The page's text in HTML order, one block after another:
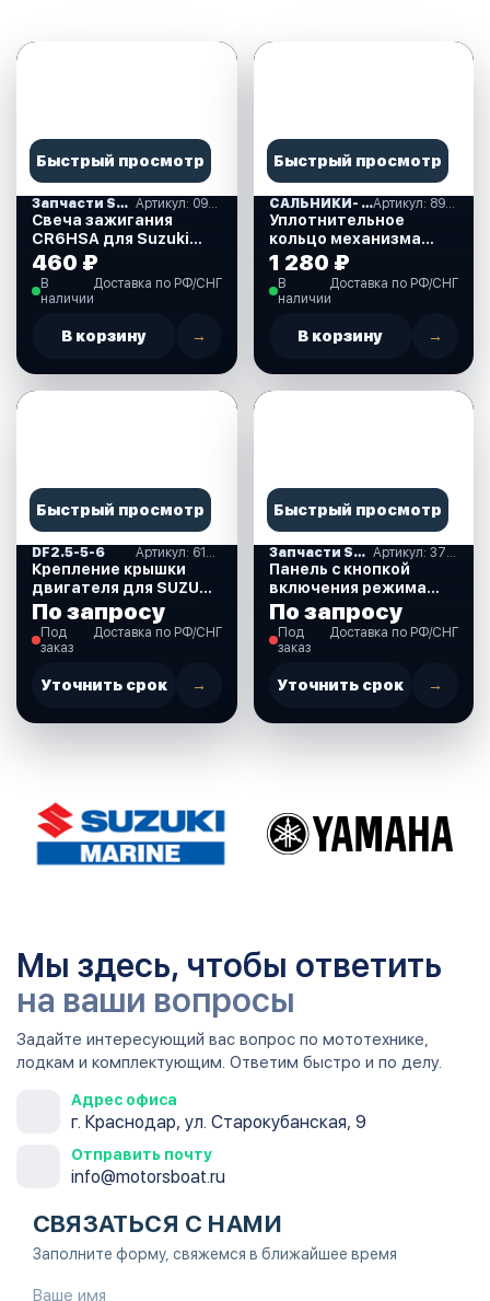
Быстрый просмотр
Запчасти SUZUKI
Свеча зажигания
CR6HSA для Suzuki
DF2.5 л.с. (09482-
00406-000)
460 ₽
В
наличии
Доставка по РФ/СНГ
В корзину →
Быстрый просмотр
САЛЬНИКИ- ПРОКЛАДКИ "MERCURY" (16) Артикул: 893917A01
Уплотнительное
кольцо механизма
ручного подъема для
Mercury 30-40 л.с.
(893917A01)
1 280 ₽
В
наличии
Доставка по РФ/СНГ
В корзину →
Быстрый просмотр
DF2.5-5-6
Крепление крышки
двигателя для SUZUKI
DF2.5 л.с. (61611-
97J01-000)
По запросу
Под
заказ
Доставка по РФ/СНГ
Уточнить срок →
Быстрый просмотр
Запчасти SUZUKI
Панель с кнопкой
включения режима
Troll (троллинг) для
Suzuki DF40-350 л.с.
(37860-87L00-000)
По запросу
Под
заказ
Доставка по РФ/СНГ
Уточнить срок →
Мы здесь, чтобы ответить
на ваши вопросы
Задайте интересующий вас вопрос по мототехнике,
лодкам и комплектующим. Ответим быстро и по делу.
Адрес офиса
г. Краснодар, ул. Старокубанская, 9
Отправить почту
info@motorsboat.ru
СВЯЗАТЬСЯ С НАМИ
Заполните форму, свяжемся в ближайшее время